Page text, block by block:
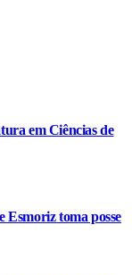
em Ciências de
Esmoriz toma posse